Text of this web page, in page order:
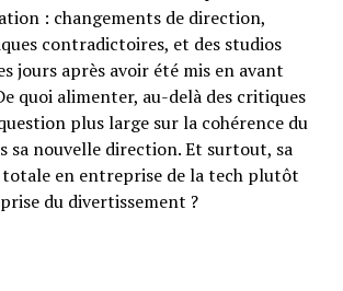
: changements de direction,
contradictoires, et des studios
jours après avoir été mis en avant
quoi alimenter, au-delà des critiques
plus large sur la cohérence du
sa nouvelle direction. Et surtout, sa
en entreprise de la tech plutôt
du divertissement ?